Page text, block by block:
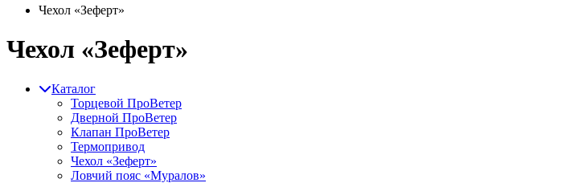
Чехол «Зеферт»
Чехол «Зеферт»
Каталог
Торцевой ПроВетер
Дверной ПроВетер
Клапан ПроВетер
Термопривод
Чехол «Зеферт»
Ловчий пояс «Муралов»